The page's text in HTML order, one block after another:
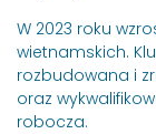
Akceptuję
przesłane
W 2023 roku
wietnamskich.
rozbudowana i
oraz
robocza.